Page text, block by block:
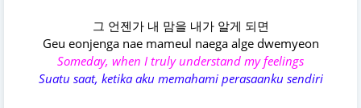
그 언젠가 내 맘을 내가 알게 되면
Geu eonjenga nae mameul naega alge dwemyeon
Someday, when I truly understand my feelings
Suatu saat, ketika aku memahami perasaanku sendiri